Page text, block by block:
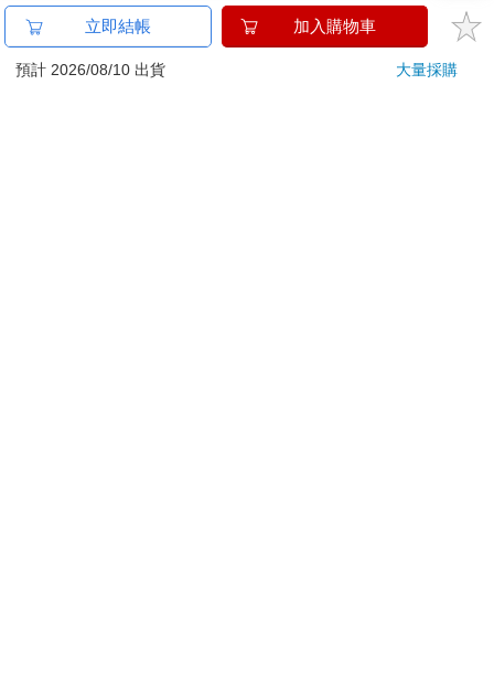
已拆封之個人衛生用品。（如：內衣褲、刮鬍刀、除毛
若非上列種類商品，均享有到貨7天的猶豫期（含例假
立即結帳 加入購物車
預計 2026/08/10 出貨 大量採購